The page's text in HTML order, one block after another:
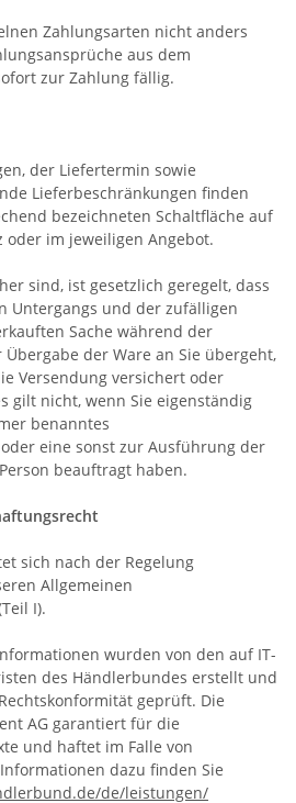
Zahlungsarten nicht anders
aus dem
zur Zahlung fällig.
der Liefertermin sowie
Lieferbeschränkungen finden
bezeichneten Schaltfläche auf
im jeweiligen Angebot.
sind, ist gesetzlich geregelt, dass
Untergangs und der zufälligen
Sache während der
der Ware an Sie übergeht,
Versendung versichert oder
gilt nicht, wenn Sie eigenständig
benanntes
eine sonst zur Ausführung der
beauftragt haben.
sich nach der Regelung
Allgemeinen
I).
wurden von den auf IT-
des Händlerbundes erstellt und
geprüft. Die
AG garantiert für die
und haftet im Falle von
dazu finden Sie
de/leistungen/